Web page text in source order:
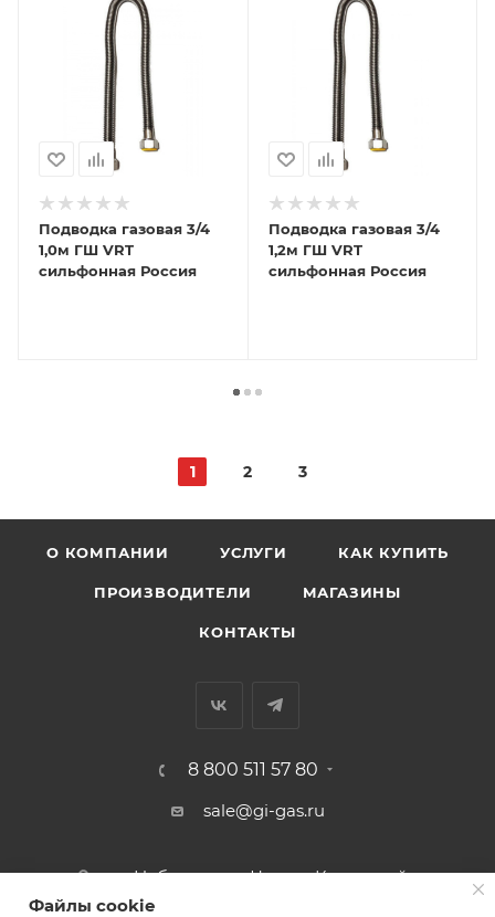
Подводка газовая 3/4
1,0м ГШ VRT
сильфонная Россия
Подводка газовая 3/4
1,2м ГШ VRT
сильфонная Россия
1 2 3
О КОМПАНИИ УСЛУГИ КАК КУПИТЬ
ПРОИЗВОДИТЕЛИ МАГАЗИНЫ
КОНТАКТЫ
8 800 511 57 80
sale@gi-gas.ru
г. Набережные Челны, Казанский
Файлы cookie